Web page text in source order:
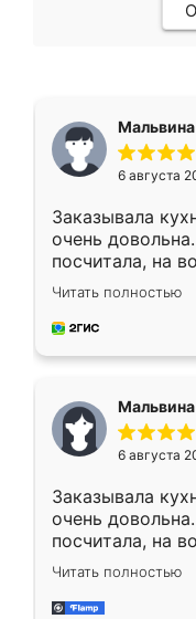
Мальвина
6 августа
Заказывала
очень
посчитала, на
Замерщик
делу со всей
за день, ребята
Читать полностью
Мальвина
6 августа
Заказывала
очень
посчитала, на
Замерщик
делу со всей
за день, ребята
Читать полностью